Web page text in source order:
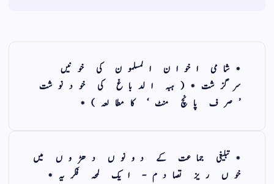
*شامی اخوان المسلمون کی خونیں
سرگزشت*(ہبہ الدباغ کی خودنوشت
’صرف پانچ منٹ‘ کامطالعہ)*
*تبلیغی جماعت کے دونوں دھڑوں میں
خوں ریز تصادم- ایک لمحہ فکریہ*